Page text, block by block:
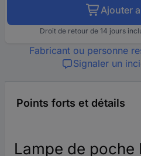
Ajouter
Droit de retour de 14 jours
Fabricant ou personne
Signaler un
Points forts et détails
Lampe de poche